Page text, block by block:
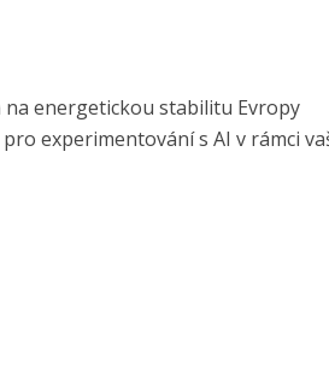
energetickou stabilitu Evropy
experimentování s AI v rámci